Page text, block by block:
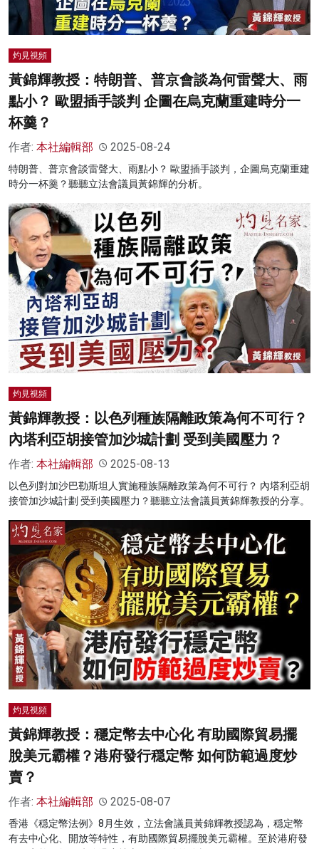
灼見視頻
黃錦輝教授：特朗普、普京會談為何雷聲大、雨
點小？ 歐盟插手談判 企圖在烏克蘭重建時分一
杯羹？
作者: 本社編輯部 2025-08-24
特朗普、普京會談雷聲大、雨點小？ 歐盟插手談判，企圖烏克蘭重建
時分一杯羹？聽聽立法會議員黃錦輝的分析。
灼見視頻
黃錦輝教授：以色列種族隔離政策為何不可行？
內塔利亞胡接管加沙城計劃 受到美國壓力？
作者: 本社編輯部 2025-08-13
以色列對加沙巴勒斯坦人實施種族隔離政策為何不可行？ 內塔利亞胡
接管加沙城計劃 受到美國壓力？聽聽立法會議員黃錦輝教授的分享。
灼見視頻
黃錦輝教授：穩定幣去中心化 有助國際貿易擺
脫美元霸權？港府發行穏定幣 如何防範過度炒
賣？
作者: 本社編輯部 2025-08-07
香港《穏定幣法例》8月生效，立法會議員黃錦輝教授認為，穏定幣
有去中心化、開放等特性，有助國際貿易擺脫美元霸權。至於港府發